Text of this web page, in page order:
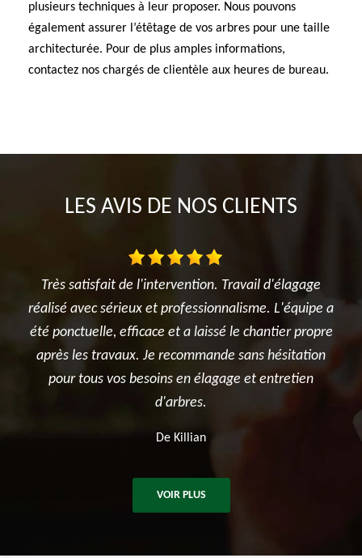
plusieurs techniques à leur proposer. Nous pouvons
également assurer l’étêtage de vos arbres pour une taille
architecturée. Pour de plus amples informations,
contactez nos chargés de clientèle aux heures de bureau.
LES AVIS DE NOS CLIENTS
d'élagage
L'équipe a
chantier propre
sans hésitation
et entretien
Je suis ravi des travaux réalisés dans mon
l'élagage du cerisier, l'entretien des
et surtout le terrassement et la création
potager. Je recommande
entreprise.
VOIR PLUS